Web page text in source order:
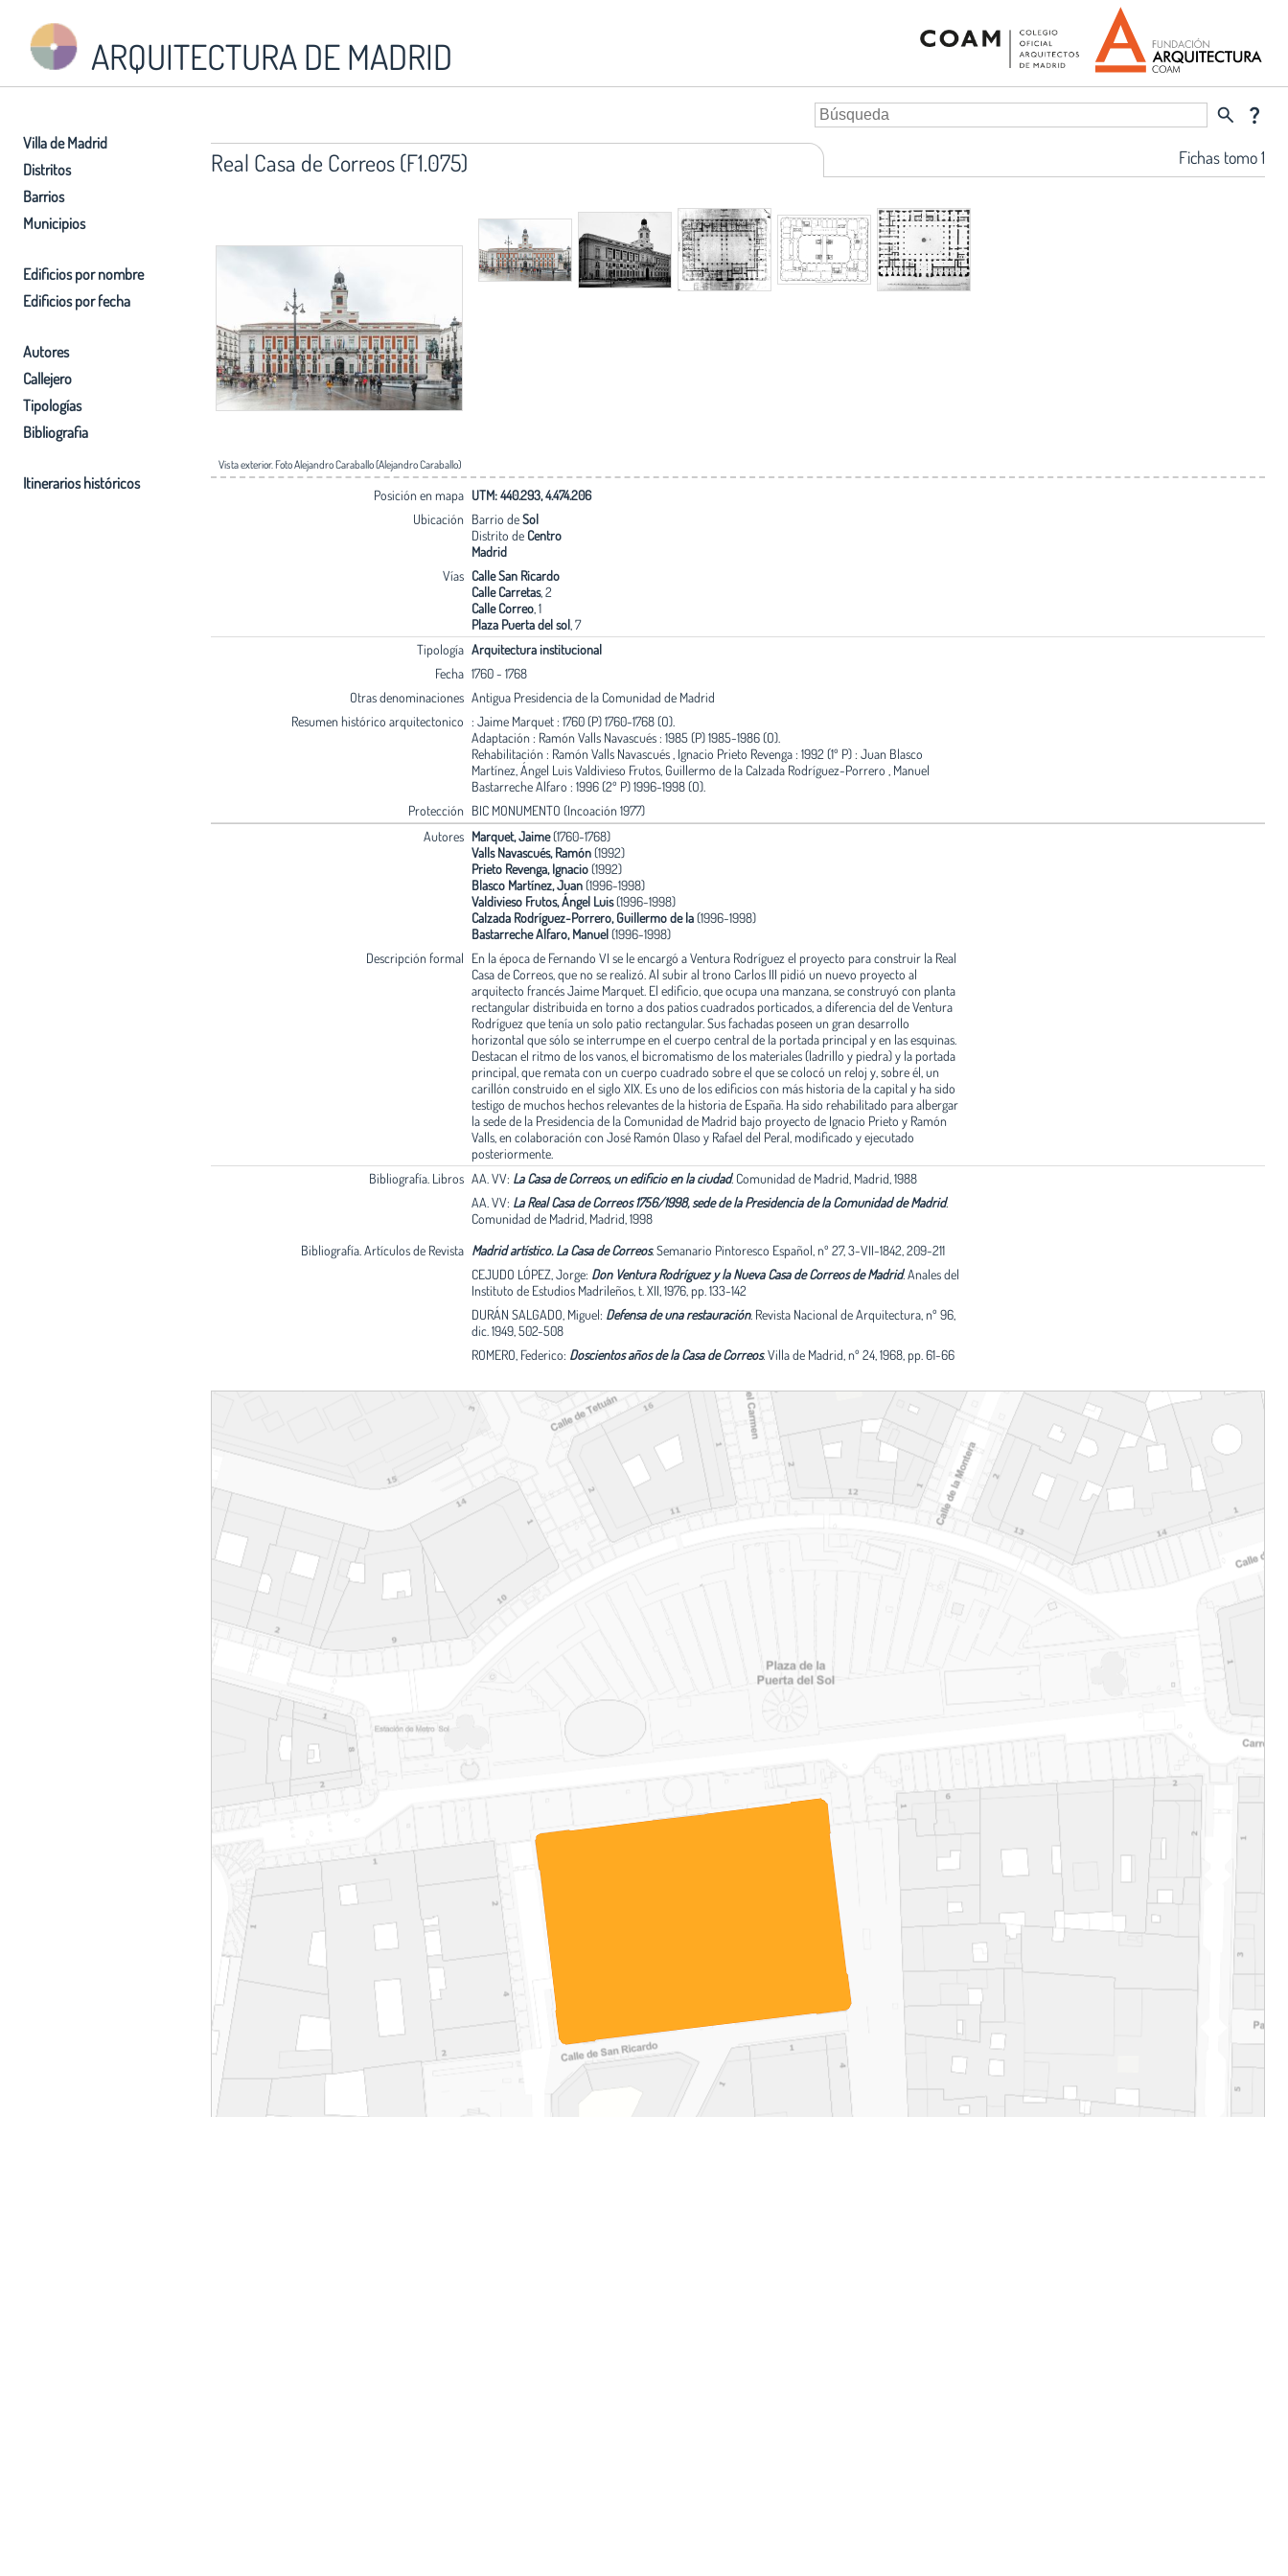
ARQUITECTURA DE MADRID
Villa de Madrid
Distritos
Barrios
Municipios
Edificios por nombre
Edificios por fecha
Autores
Callejero
Tipologías
Bibliografia
Itinerarios históricos
search question_mark
Real Casa de Correos (F1.075) Fichas tomo 1
Vista exterior. Foto Alejandro Caraballo (Alejandro Caraballo)
Posición en mapa UTM: 440.293, 4.474.206
Ubicación Barrio deSol
Distrito de Centro
Madrid
Vías Calle San Ricardo
Calle Carretas, 2
Calle Correo , 1
Plaza Puerta del sol , 7
Tipología Arquitectura institucional
Fecha 1760 - 1768
Otras denominaciones Antigua Presidencia de la Comunidad de Madrid
Resumen histórico arquitectonico : Jaime Marquet : 1760 (P) 1760-1768 (O).
Adaptación : Ramón Valls Navascués : 1985 (P) 1985-1986 (O).
Rehabilitación : Ramón Valls Navascués , Ignacio Prieto Revenga : 1992 (1º P) : Juan Blasco
Martínez, Ángel Luis Valdivieso Frutos, Guillermo de la Calzada Rodríguez-Porrero , Manuel
Bastarreche Alfaro : 1996 (2º P) 1996-1998 (O).
Protección BIC MONUMENTO (Incoación 1977)
Autores Marquet, Jaime(1760-1768)
Valls Navascués, Ramón(1992)
Prieto Revenga, Ignacio(1992)
Blasco Martínez, Juan(1996-1998)
Valdivieso Frutos, Ángel Luis(1996-1998)
Calzada Rodríguez-Porrero, Guillermo de la(1996-1998)
Bastarreche Alfaro, Manuel(1996-1998)
Descripción formal En la época de Fernando VI se le encargó a Ventura Rodríguez el proyecto para construir la Real
Casa de Correos, que no se realizó. Al subir al trono Carlos III pidió un nuevo proyecto al
arquitecto francés Jaime Marquet. El edificio, que ocupa una manzana, se construyó con planta
rectangular distribuida en torno a dos patios cuadrados porticados, a diferencia del de Ventura
Rodríguez que tenía un solo patio rectangular. Sus fachadas poseen un gran desarrollo
horizontal que sólo se interrumpe en el cuerpo central de la portada principal y en las esquinas.
Destacan el ritmo de los vanos, el bicromatismo de los materiales (ladrillo y piedra) y la portada
principal, que remata con un cuerpo cuadrado sobre el que se colocó un reloj y, sobre él, un
carillón construido en el siglo XIX. Es uno de los edificios con más historia de la capital y ha sido
testigo de muchos hechos relevantes de la historia de España. Ha sido rehabilitado para albergar
la sede de la Presidencia de la Comunidad de Madrid bajo proyecto de Ignacio Prieto y Ramón
Valls, en colaboración con José Ramón Olaso y Rafael del Peral, modificado y ejecutado
posteriormente.
Bibliografía. Libros AA. VV: La Casa de Correos, un edificio en la ciudad. Comunidad de Madrid, Madrid, 1988
AA. VV: La Real Casa de Correos 1756/1998, sede de la Presidencia de la Comunidad de Madrid.
Comunidad de Madrid, Madrid, 1998
Bibliografía. Artículos de Revista Madrid artístico. La Casa de Correos.Semanario Pintoresco Español, nº 27, 3-VII-1842, 209-211
CEJUDO LÓPEZ, Jorge: Don Ventura Rodríguez y la Nueva Casa de Correos de Madrid.Anales del
Instituto de Estudios Madrileños, t. XII, 1976, pp. 133-142
DURÁN SALGADO, Miguel: Defensa de una restauración. Revista Nacional de Arquitectura, nº 96,
dic. 1949, 502-508
ROMERO, Federico: Doscientos años de la Casa de Correos.Villa de Madrid, nº 24, 1968, pp. 61-66